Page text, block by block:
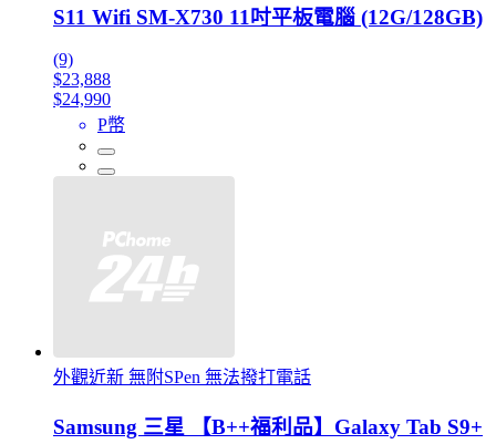
S11 Wifi SM-X730 11吋平板電腦 (12G/128GB)
(9)
$23,888
$24,990
P幣
外觀近新 無附SPen 無法撥打電話
Samsung 三星 【B++福利品】Galaxy Tab S9+